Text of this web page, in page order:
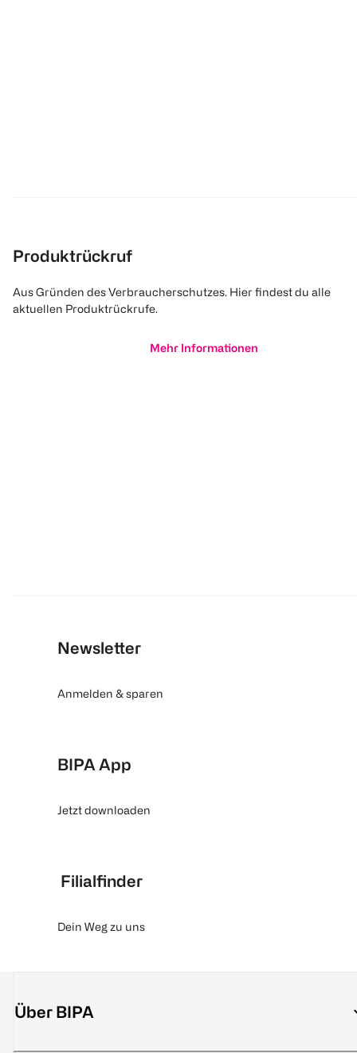
Produktrückruf
Aus Gründen des Verbraucherschutzes. Hier findest du alle
aktuellen Produktrückrufe.
Mehr Informationen
Newsletter
Anmelden & sparen
BIPA App
Jetzt downloaden
Filialfinder
Dein Weg zu uns
Über BIPA